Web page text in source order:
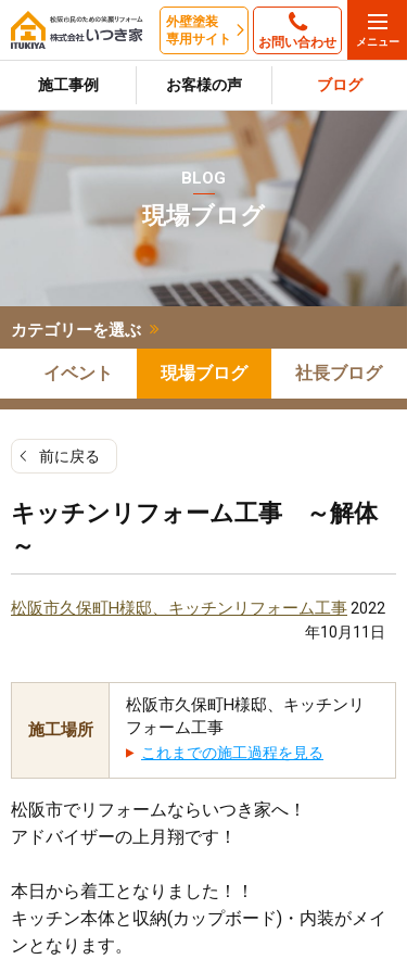
外壁塗装
専用サイト
お問い合わせ
施工事例 お客様の声 ブログ
BLOG
現場ブログ
カテゴリーを選ぶ
イベント 現場ブログ 社長ブログ
前に戻る
キッチンリフォーム工事 ～解体
～
松阪市久保町H様邸、キッチンリフォーム工事2022
年10月11日
施工場所
松阪市久保町H様邸、キッチンリ
フォーム工事
これまでの施工過程を見る
松阪市でリフォームならいつき家へ！
アドバイザーの上月翔です！
本日から着工となりました！！
キッチン本体と収納(カップボード)・内装がメイ
ンとなります。